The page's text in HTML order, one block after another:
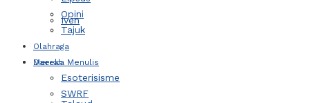
Iven
Daerah
Opini
Tajuk
Olahraga
Mereka Menulis
Esoterisisme
SWRF